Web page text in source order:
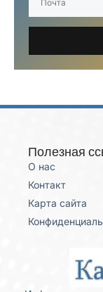
Полезная
О нас
Контакт
Карта сайта